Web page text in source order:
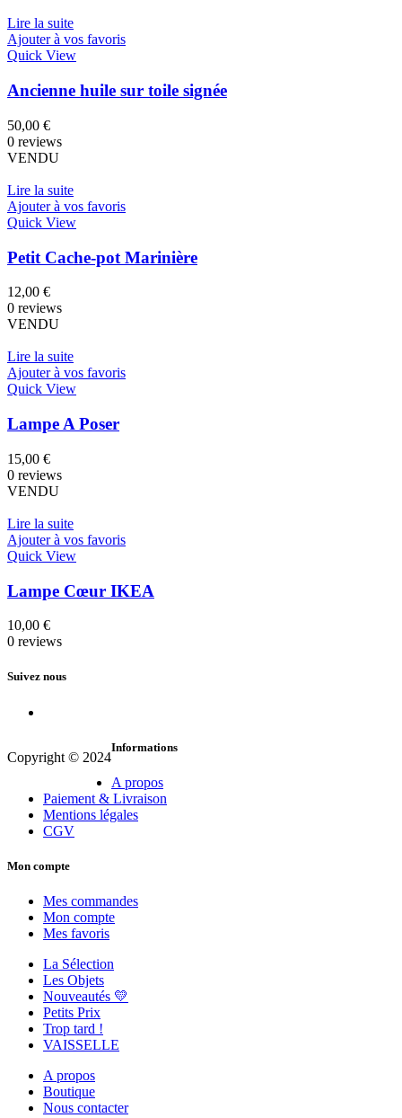
Lire la suite
Ajouter à vos favoris
Quick View
Ancienne huile sur toile signée
50,00 €
0 reviews
VENDU
Lire la suite
Ajouter à vos favoris
Quick View
Petit Cache-pot Marinière
12,00 €
0 reviews
VENDU
Lire la suite
Ajouter à vos favoris
Quick View
Lampe A Poser
15,00 €
0 reviews
VENDU
Lire la suite
Ajouter à vos favoris
Quick View
Lampe Cœur IKEA
10,00 €
0 reviews
Suivez nous
Copyright © 2024
Informations
A propos
Paiement & Livraison
Mentions légales
CGV
Mon compte
Mes commandes
Mon compte
Mes favoris
La Sélection
Les Objets
Nouveautés 💛
Petits Prix
Trop tard !
VAISSELLE
A propos
Boutique
Nous contacter